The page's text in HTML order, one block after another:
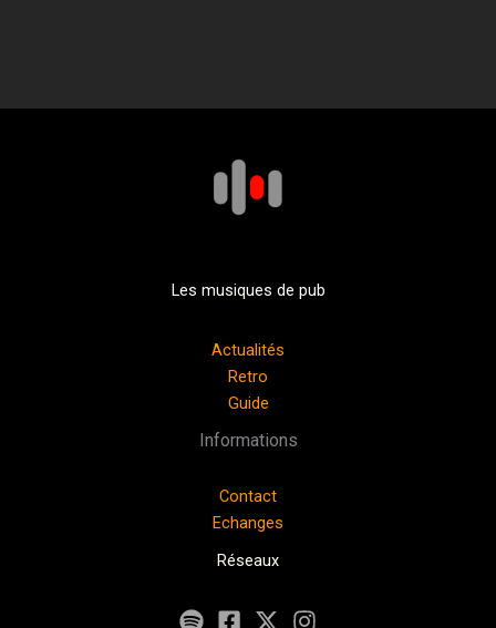
Les musiques de pub
Actualités
Retro
Guide
Informations
Contact
Echanges
Réseaux